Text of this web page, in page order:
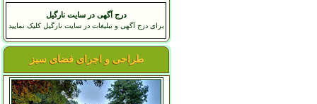
درج آگهی در سایت نارگیل
برای درج آگهی و تبلیغات در سایت نارگیل کلیک نمایید
طراحی و اجرای فضای سبز